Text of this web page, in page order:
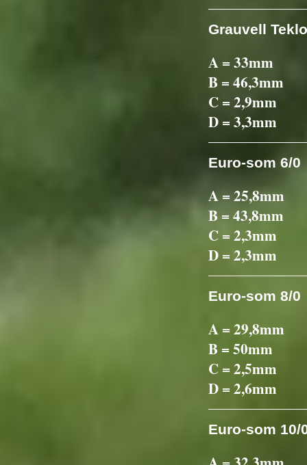
Grauvell
A = 33mm
B = 46,3mm
C = 2,9mm
D = 3,3mm
Euro-som 6/0
A = 25,8mm
B = 43,8mm
C = 2,3mm
D = 2,3mm
Euro-som 8/0
A = 29,8mm
B = 50mm
C = 2,5mm
D = 2,6mm
Euro-som 10/